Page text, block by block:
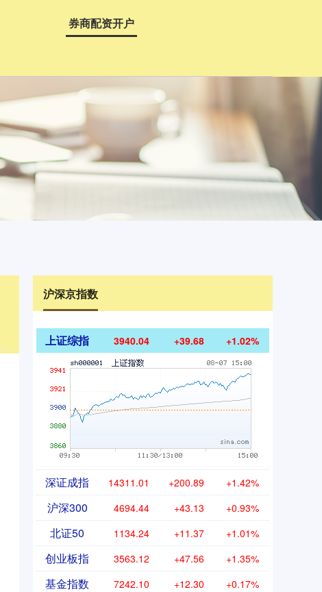
券商配资开户
沪深京指数
上证综指 3940.04 +39.68 +1.02%
深证成指 14311.01 +200.89 +1.42%
沪深300 4694.44 +43.13 +0.93%
北证50 1134.24 +11.37 +1.01%
创业板指 3563.12 +47.56 +1.35%
基金指数 7242.10 +12.30 +0.17%